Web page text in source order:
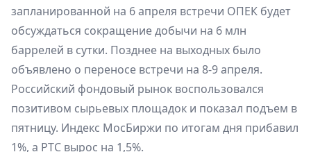
запланированной на 6 апреля встречи ОПЕК будет
обсуждаться сокращение добычи на 6 млн
баррелей в сутки. Позднее на выходных было
объявлено о переносе встречи на 8-9 апреля.
Российский фондовый рынок воспользовался
позитивом сырьевых площадок и показал подъем в
пятницу. Индекс МосБиржи по итогам дня прибавил
1%, а РТС вырос на 1,5%.